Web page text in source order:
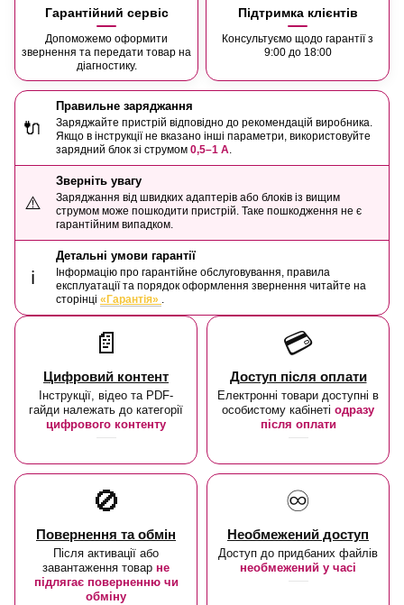
Гарантійний сервіс
Допоможемо оформити
звернення та передати товар на
діагностику.
Підтримка клієнтів
Консультуємо щодо гарантії з
9:00 до 18:00
🔌
Правильне заряджання
Заряджайте пристрій відповідно до рекомендацій виробника.
Якщо в інструкції не вказано інші параметри, використовуйте
зарядний блок зі струмом 0,5–1 А.
⚠️
Зверніть увагу
Заряджання від швидких адаптерів або блоків із вищим
струмом може пошкодити пристрій. Таке пошкодження не є
гарантійним випадком.
ℹ️
Детальні умови гарантії
Інформацію про гарантійне обслуговування, правила
експлуатації та порядок оформлення звернення читайте на
сторінці «Гарантія» .
📄
Цифровий контент
Інструкції, відео та PDF-
гайди належать до категорії
цифрового контенту
💳
Доступ після оплати
Електронні товари доступні в
особистому кабінеті одразу
після оплати
🚫
Повернення та обмін
Після активації або
завантаження товар не
підлягає поверненню чи
обміну
♾️
Необмежений доступ
Доступ до придбаних файлів
необмежений у часі